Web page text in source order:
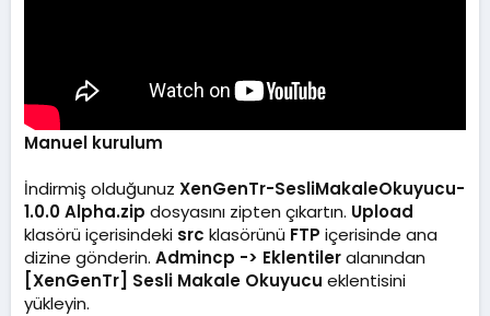
Manuel kurulum
İndirmiş olduğunuz XenGenTr-SesliMakaleOkuyucu-
1.0.0 Alpha.zip dosyasını zipten çıkartın. Upload
klasörü içerisindeki src klasörünü FTP içerisinde ana
dizine gönderin. Admincp -> Eklentileralanından
[XenGenTr] Sesli Makale Okuyucu eklentisini
yükleyin.